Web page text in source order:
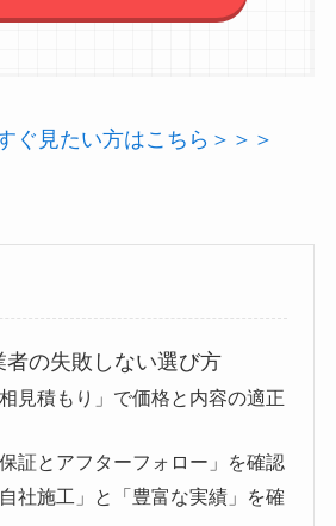
ぐ見たい方はこちら＞＞＞
者の失敗しない選び方
見積もり」で価格と内容の適正
証とアフターフォロー」を確認
社施工」と「豊富な実績」を確